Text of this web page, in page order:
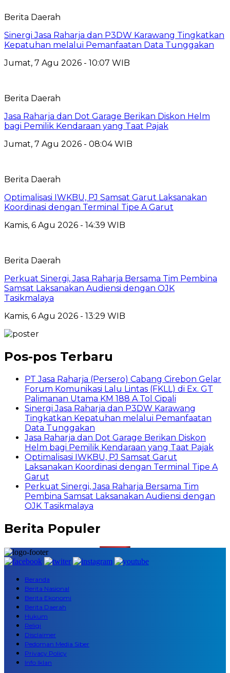
Berita Daerah
Sinergi Jasa Raharja dan P3DW Karawang Tingkatkan
Kepatuhan melalui Pemanfaatan Data Tunggakan
Jumat, 7 Agu 2026 - 10:07 WIB
Berita Daerah
Jasa Raharja dan Dot Garage Berikan Diskon Helm
bagi Pemilik Kendaraan yang Taat Pajak
Jumat, 7 Agu 2026 - 08:04 WIB
Berita Daerah
Optimalisasi IWKBU, PJ Samsat Garut Laksanakan
Koordinasi dengan Terminal Tipe A Garut
Kamis, 6 Agu 2026 - 14:39 WIB
Berita Daerah
Perkuat Sinergi, Jasa Raharja Bersama Tim Pembina
Samsat Laksanakan Audiensi dengan OJK
Tasikmalaya
Kamis, 6 Agu 2026 - 13:29 WIB
Pos-pos Terbaru
PT Jasa Raharja (Persero) Cabang Cirebon Gelar
Forum Komunikasi Lalu Lintas (FKLL) di Ex. GT
Palimanan Utama KM 188 A Tol Cipali
Sinergi Jasa Raharja dan P3DW Karawang
Tingkatkan Kepatuhan melalui Pemanfaatan
Data Tunggakan
Jasa Raharja dan Dot Garage Berikan Diskon
Helm bagi Pemilik Kendaraan yang Taat Pajak
Optimalisasi IWKBU, PJ Samsat Garut
Laksanakan Koordinasi dengan Terminal Tipe A
Garut
Perkuat Sinergi, Jasa Raharja Bersama Tim
Pembina Samsat Laksanakan Audiensi dengan
OJK Tasikmalaya
Berita Populer
Beranda
Berita Nasional
Berita Ekonomi
Berita Daerah
Hukum
Religi
Disclaimer
Pedoman Media Siber
Privacy Policy
Info Iklan